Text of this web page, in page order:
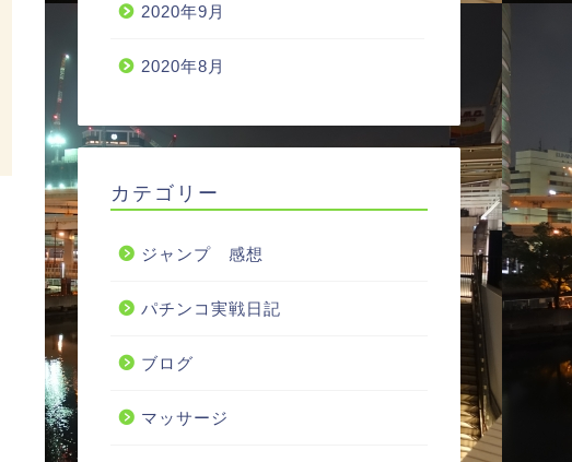
2020年9月
2020年8月
カテゴリー
ジャンプ 感想
パチンコ実戦日記
ブログ
マッサージ